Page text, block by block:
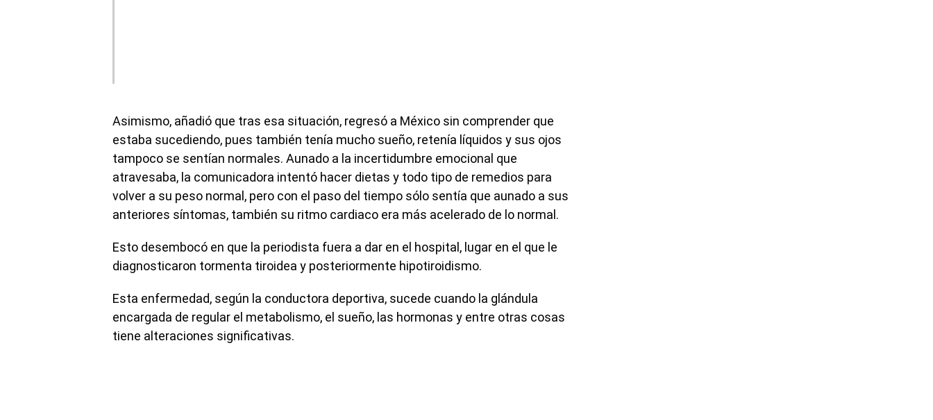
Asimismo, añadió que tras esa situación, regresó a México sin comprender que
estaba sucediendo, pues también tenía mucho sueño, retenía líquidos y sus ojos
tampoco se sentían normales. Aunado a la incertidumbre emocional que
atravesaba, la comunicadora intentó hacer dietas y todo tipo de remedios para
volver a su peso normal, pero con el paso del tiempo sólo sentía que aunado a sus
anteriores síntomas, también su ritmo cardiaco era más acelerado de lo normal.
Esto desembocó en que la periodista fuera a dar en el hospital, lugar en el que le
diagnosticaron tormenta tiroidea y posteriormente hipotiroidismo.
Esta enfermedad, según la conductora deportiva, sucede cuando la glándula
encargada de regular el metabolismo, el sueño, las hormonas y entre otras cosas
tiene alteraciones significativas.